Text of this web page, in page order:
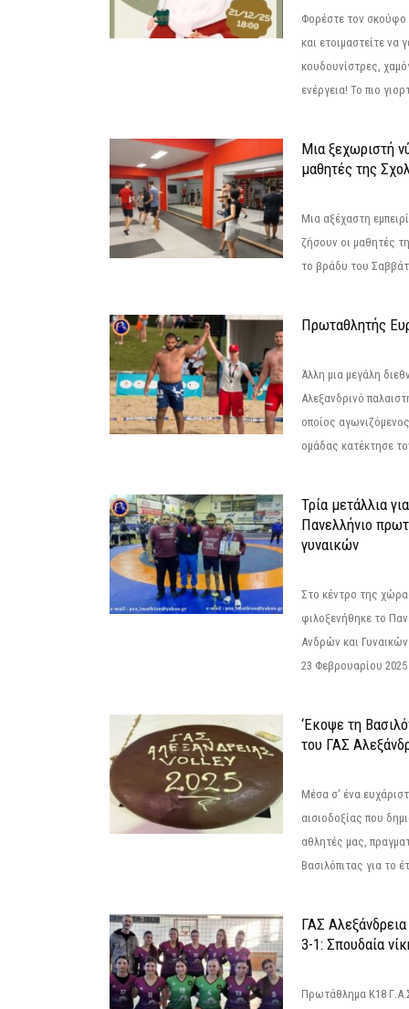
Φορέστε τον σκούφο
και ετοιμαστείτε να
κουδουνίστρες,
ενέργεια! Το πιο
Μια ξεχωριστή
μαθητές της
Μια αξέχαστη
ζήσουν οι μαθητές
το βράδυ του
Πρωταθλητής
Άλλη μια μεγάλη
Αλεξανδρινό
οποίος
ομάδας κατέκτησε
Τρία μετάλλια
Πανελλήνιο
γυναικών
Στο κέντρο της
φιλοξενήθηκε το
Ανδρών και
23 Φεβρουαρίου
‘Εκοψε τη
του ΓΑΣ
Μέσα σ' ένα
αισιοδοξίας που
αθλητές μας,
Βασιλόπιτας για το
ΓΑΣ
3-1: Σπουδαία
Πρωτάθλημα Κ18